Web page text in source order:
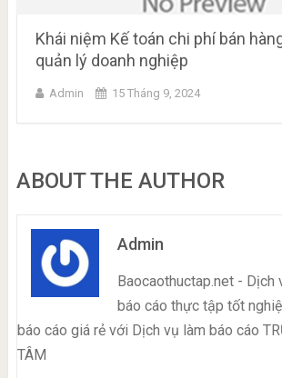
Khái niệm Kế toán chi phí bán
quản lý doanh nghiệp
Admin 15 Tháng 9, 2024
ABOUT THE AUTHOR
Admin
Baocaothuctap.net - Dịch
báo cáo thực tập tốt
báo cáo giá rẻ với Dịch vụ làm báo cáo
TÂM